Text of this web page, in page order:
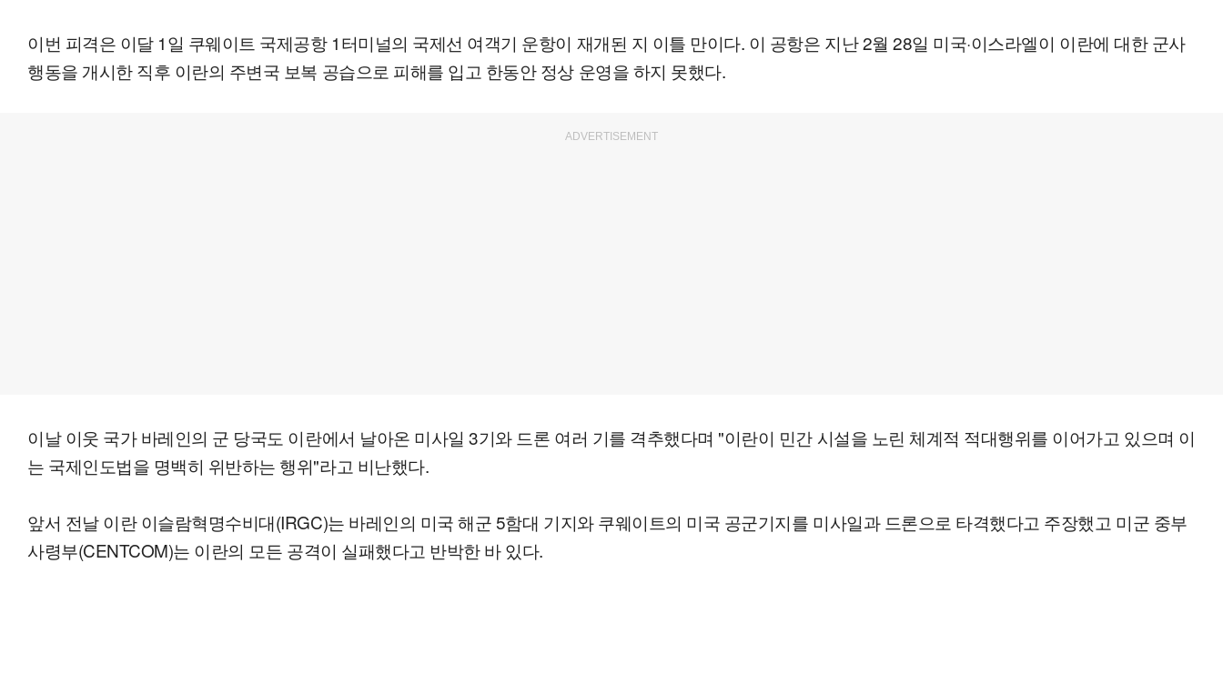
이번 피격은 이달 1일 쿠웨이트 국제공항 1터미널의 국제선 여객기 운항이 재개된 지 이틀 만이다. 이 공항은 지난 2월 28일 미국·이스라엘이 이란에 대한 군사
행동을 개시한 직후 이란의 주변국 보복 공습으로 피해를 입고 한동안 정상 운영을 하지 못했다.
ADVERTISEMENT
이날 이웃 국가 바레인의 군 당국도 이란에서 날아온 미사일 3기와 드론 여러 기를 격추했다며 "이란이 민간 시설을 노린 체계적 적대행위를 이어가고 있으며 이
는 국제인도법을 명백히 위반하는 행위"라고 비난했다.
앞서 전날 이란 이슬람혁명수비대(IRGC)는 바레인의 미국 해군 5함대 기지와 쿠웨이트의 미국 공군기지를 미사일과 드론으로 타격했다고 주장했고 미군 중부
사령부(CENTCOM)는 이란의 모든 공격이 실패했다고 반박한 바 있다.